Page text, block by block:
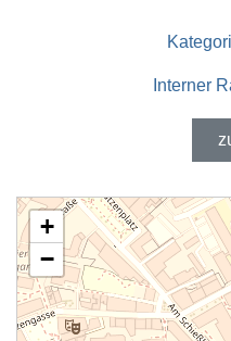
Interner
+
−